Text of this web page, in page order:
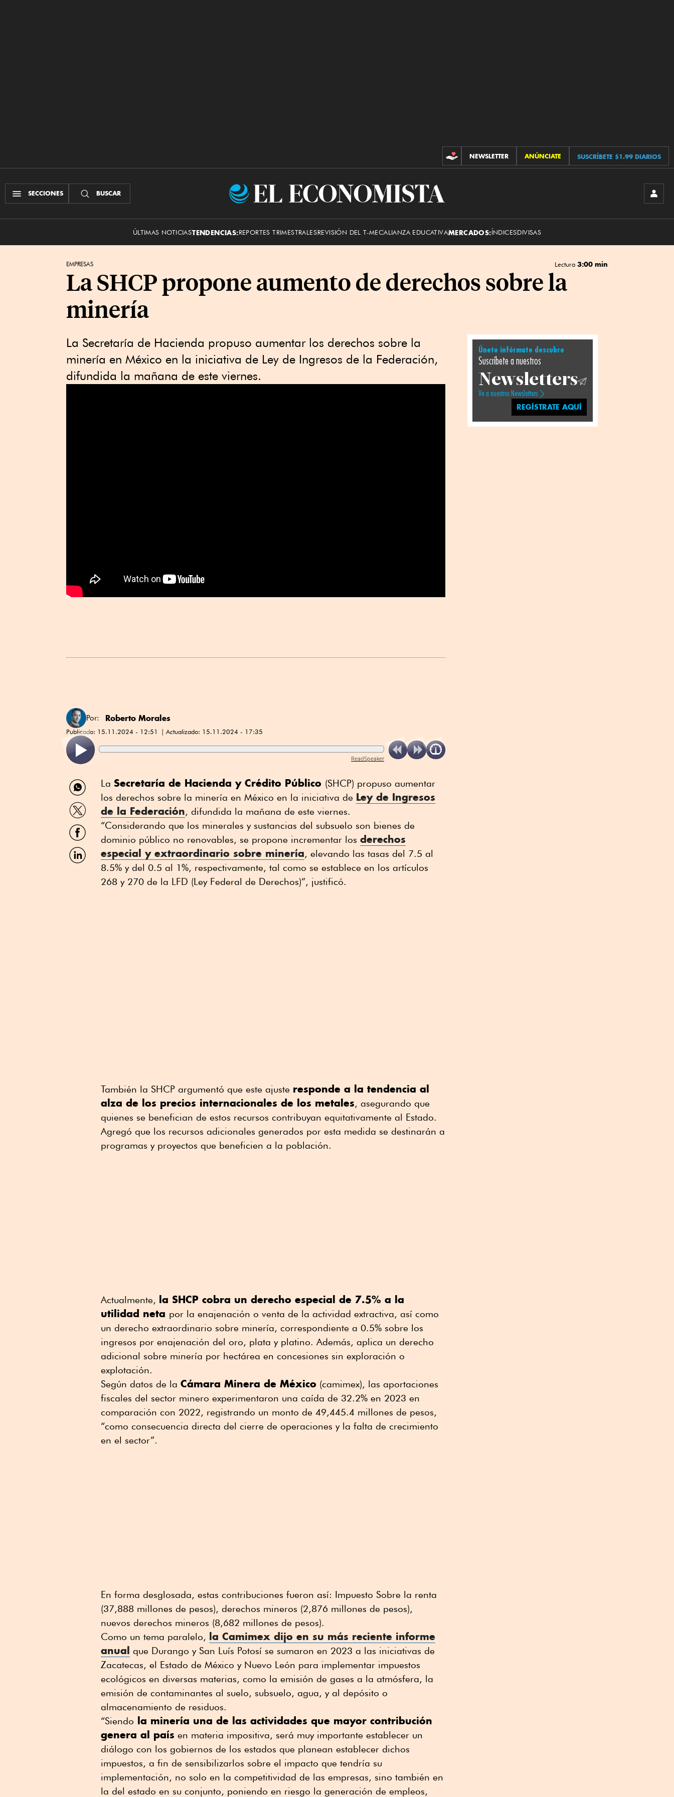
CONTRIBUCIONES
NEWSLETTER ANÚNCIATE SUSCRÍBETE $1.99 DIARIOS
SECCIONES BUSCAR
El
ÚLTIMAS NOTICIASTENDENCIAS:REPORTES TRIMESTRALESREVISIÓN DEL T-MECALIANZA EDUCATIVAMERCADOS:ÍNDICESDIVISAS
EMPRESAS Lectura 3:00 min
La SHCP propone aumento de derechos sobre la
minería
La Secretaría de Hacienda propuso aumentar los derechos sobre la
minería en México en la iniciativa de Ley de Ingresos de la Federación,
difundida la mañana de este viernes.
Por: Roberto Morales
Publicado: 15.11.2024 - 12:51 Actualizado: 15.11.2024 - 17:35
ReadSpeaker
Compartir
por
WhatsApp
Compartir
por
Twitter
Compartir
por
Facebook
Compartir
por
La Secretaría de Hacienda y Crédito Público (SHCP) propuso aumentar
los derechos sobre la minería en México en la iniciativa de Ley de Ingresos
de la Federación, difundida la mañana de este viernes.
“Considerando que los minerales y sustancias del subsuelo son bienes de
dominio público no renovables, se propone incrementar los derechos
especial y extraordinario sobre minería, elevando las tasas del 7.5 al
8.5% y del 0.5 al 1%, respectivamente, tal como se establece en los artículos
268 y 270 de la LFD (Ley Federal de Derechos)”, justificó.
También la SHCP argumentó que este ajuste responde a la tendencia al
alza de los precios internacionales de los metales, asegurando que
quienes se benefician de estos recursos contribuyan equitativamente al Estado.
Agregó que los recursos adicionales generados por esta medida se destinarán a
programas y proyectos que beneficien a la población.
Actualmente, la SHCP cobra un derecho especial de 7.5% a la
utilidad neta por la enajenación o venta de la actividad extractiva, así como
un derecho extraordinario sobre minería, correspondiente a 0.5% sobre los
ingresos por enajenación del oro, plata y platino. Además, aplica un derecho
adicional sobre minería por hectárea en concesiones sin exploración o
explotación.
Según datos de la Cámara Minera de México (camimex), las aportaciones
fiscales del sector minero experimentaron una caída de 32.2% en 2023 en
comparación con 2022, registrando un monto de 49,445.4 millones de pesos,
“como consecuencia directa del cierre de operaciones y la falta de crecimiento
en el sector”.
En forma desglosada, estas contribuciones fueron así: Impuesto Sobre la renta
(37,888 millones de pesos), derechos mineros (2,876 millones de pesos),
nuevos derechos mineros (8,682 millones de pesos).
Como un tema paralelo, la Camimex dijo en su más reciente informe
anual que Durango y San Luís Potosí se sumaron en 2023 a las iniciativas de
Zacatecas, el Estado de México y Nuevo León para implementar impuestos
ecológicos en diversas materias, como la emisión de gases a la atmósfera, la
emisión de contaminantes al suelo, subsuelo, agua, y al depósito o
almacenamiento de residuos.
“Siendo
la minería una de las actividades que mayor contribución
genera al país en materia impositiva, será muy importante establecer un
diálogo con los gobiernos de los estados que planean establecer dichos
impuestos, a fin de sensibilizarlos sobre el impacto que tendría su
implementación, no solo en la competitividad de las empresas, sino también en
la del estado en su conjunto, poniendo en riesgo la generación de empleos,
Únete infórmate descubre
Suscríbete a nuestros
Newsletters
Ve a nuestros Newsletters
REGÍSTRATE AQUÍ